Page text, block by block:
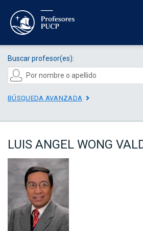
Buscar profesor(es):
BÚSQUEDA AVANZADA
LUIS ANGEL WONG